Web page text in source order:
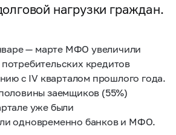
нагрузки граждан.
— марте МФО увеличили
кредитов
с IV кварталом прошлого года.
заемщиков (55%)
уже были
одновременно банков и МФО.